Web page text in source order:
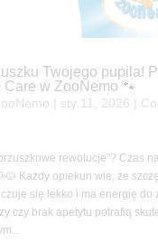
Twojego pupila!
Care w ZooNemo 🐾
sty 11, 2026
rewolucje”? Czas
Każdy opiekun wie, że
się lekko i ma energię do
czy brak apetytu potrafią